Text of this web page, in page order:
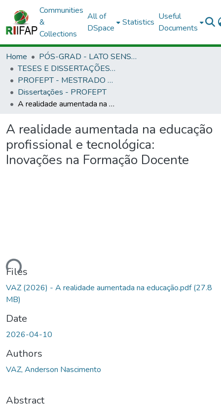
Communities
&
Collections
All of
DSpace
Statistics
Useful
Documents
Home
PÓS-GRAD - LATO SENSU E STRICTO SENSU
TESES E DISSERTAÇÕES DEFENDIDAS NO IFAP
PROFEPT - MESTRADO PROFISSIONAL EM EDUCAÇÃO PROFISSIONAL E TECNOLÓGICA
Dissertações - PROFEPT
A realidade aumentada na educação profissional e tecnológica: Inovações na Formação Docente
A realidade aumentada na educação
profissional e tecnológica:
Inovações na Formação Docente
Files
VAZ (2026) - A realidade aumentada na educação.pdf(27.8
MB)
Date
2026-04-10
Authors
VAZ, Anderson Nascimento
Abstract